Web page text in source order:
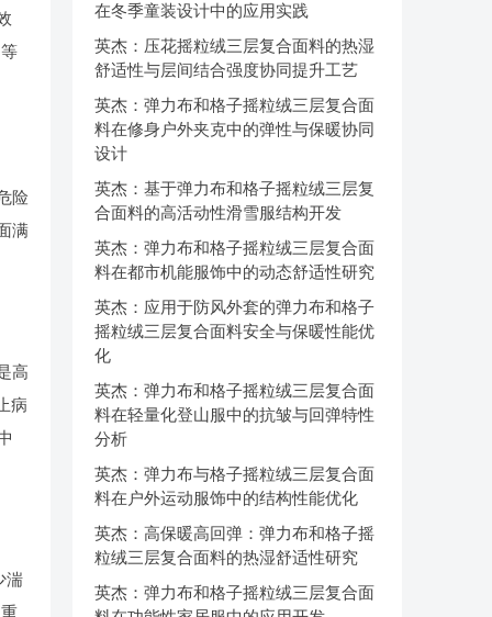
险
满
高
病
湍
在冬季童装设计中的应用实践
英杰：压花摇粒绒三层复合面料的热湿
舒适性与层间结合强度协同提升工艺
英杰：弹力布和格子摇粒绒三层复合面
料在修身户外夹克中的弹性与保暖协同
设计
英杰：基于弹力布和格子摇粒绒三层复
合面料的高活动性滑雪服结构开发
英杰：弹力布和格子摇粒绒三层复合面
料在都市机能服饰中的动态舒适性研究
英杰：应用于防风外套的弹力布和格子
摇粒绒三层复合面料安全与保暖性能优
化
英杰：弹力布和格子摇粒绒三层复合面
料在轻量化登山服中的抗皱与回弹特性
分析
英杰：弹力布与格子摇粒绒三层复合面
料在户外运动服饰中的结构性能优化
英杰：高保暖高回弹：弹力布和格子摇
粒绒三层复合面料的热湿舒适性研究
英杰：弹力布和格子摇粒绒三层复合面